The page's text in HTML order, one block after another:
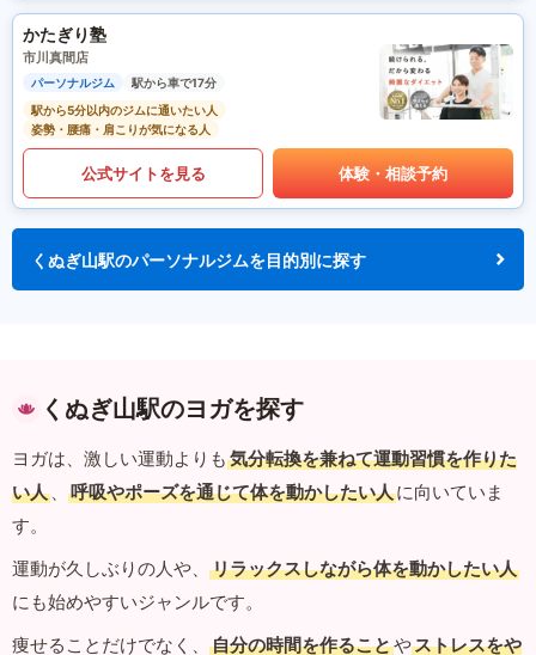
かたぎり塾
市川真間店
パーソナルジム
駅から車で17分
駅から5分以内のジムに通いたい人
姿勢・腰痛・肩こりが気になる人
公式サイトを見る 体験・相談予約
くぬぎ山駅のパーソナルジムを目的別に探す
くぬぎ山駅のヨガを探す
ヨガは、激しい運動よりも 気分転換を兼ねて運動習慣を作りた
い人 、 呼吸やポーズを通じて体を動かしたい人に向いていま
す。
運動が久しぶりの人や、
リラックスしながら体を動かしたい人
にも始めやすいジャンルです。
痩せることだけでなく、
自分の時間を作ることやストレスをや